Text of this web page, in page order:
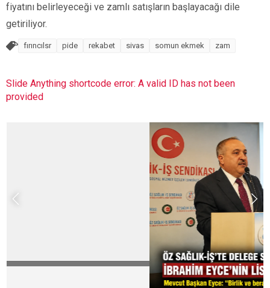
fiyatını belirleyeceği ve zamlı satışların başlayacağı dile
getiriliyor.
fırıncılsr pide rekabet sivas somun ekmek zam
Slide Anything shortcode error: A valid ID has not been
provided